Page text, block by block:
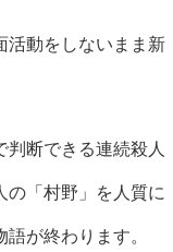
活動をしないまま新
判断できる連続殺人
の「村野」を人質に
が終わります。